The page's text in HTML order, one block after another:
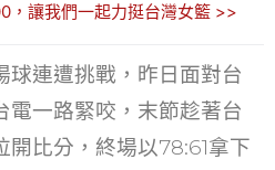
C
h
at
k
e
dI
n
，讓我們一起力挺台灣女籃 >>
球連遭挑戰，昨日面對台
電一路緊咬，末節趁著台
開比分，終場以78:61拿下